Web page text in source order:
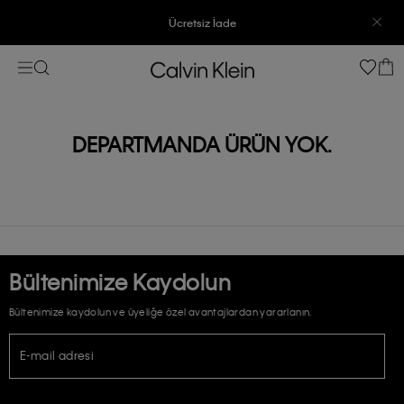
Ücretsiz İade
3500 TL Üzeri Ücretsiz Kargo
DEPARTMANDA ÜRÜN YOK.
Bültenimize Kaydolun
Bültenimize kaydolun ve üyeliğe özel avantajlardan yararlanın.
E-mail adresi